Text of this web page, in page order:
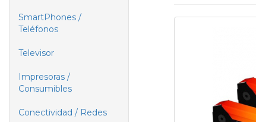
SmartPhones /
Teléfonos
Televisor
Impresoras /
Consumibles
Conectividad / Redes